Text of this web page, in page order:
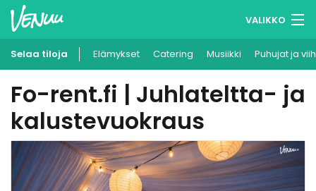
VALIKKO
Muistilistasi
Kirjaudu
Suomi
Ilmoita kohteesi
Selaa tiloja Elämykset Catering Musiikki Puhujat ja
Fo-rent.fi | Juhlateltta- ja
kalustevuokraus